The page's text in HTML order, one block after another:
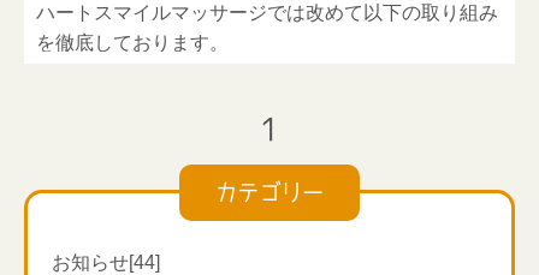
ハートスマイルマッサージでは改めて以下の取り組み
を徹底しております。
・アルコール手指消毒・マスクの着用
・休日の人込みやイベント等への自粛
・患者様がお休みの場合、出勤時間をずらしで勤務可
能（満員電車対策）
1
カテゴリー
お知らせ[44]